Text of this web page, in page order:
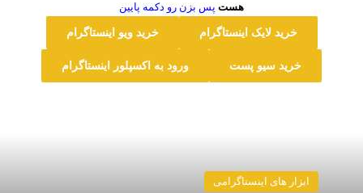
هست پس بزن رو دکمه پایین
خرید لایک اینستاگرام خرید ویو اینستاگرام
خرید سیو پست ورود به اکسپلور اینستاگرام
ابزار های اینستاگرامی